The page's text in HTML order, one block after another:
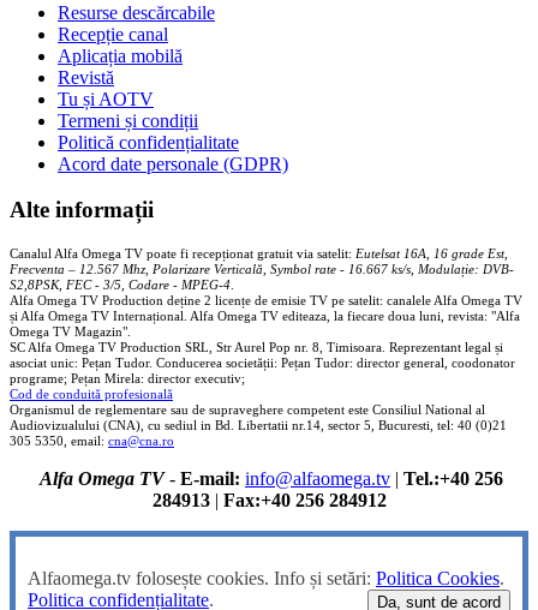
Resurse descărcabile
Recepție canal
Aplicația mobilă
Revistă
Tu și AOTV
Termeni și condiții
Politică confidențialitate
Acord date personale (GDPR)
Alte informații
Canalul Alfa Omega TV poate fi recepționat gratuit via satelit: Eutelsat 16A, 16 grade Est,
Frecventa – 12.567 Mhz, Polarizare Verticală, Symbol rate - 16.667 ks/s, Modulație: DVB-
S2,8PSK, FEC - 3/5, Codare - MPEG-4
Alfa Omega TV Production deține 2 licențe de emisie TV pe satelit: canalele Alfa Omega TV
și Alfa Omega TV Internațional. Alfa Omega TV editeaza, la fiecare doua luni, revista: "Alfa
Omega TV Magazin".
SC Alfa Omega TV Production SRL, Str Aurel Pop nr. 8, Timisoara. Reprezentant legal și
asociat unic: Pețan Tudor. Conducerea societății: Pețan Tudor: director general, coodonator
programe; Pețan Mirela: director executiv;
Cod de conduită profesională
Organismul de reglementare sau de supraveghere competent este Consiliul National al
Audiovizualului (CNA), cu sediul in Bd. Libertatii nr.14, sector 5, Bucuresti, tel: 40 (0)21
305 5350, email: cna@cna.ro
Alfa Omega TV- E-mail: info@alfaomega.tv | Tel.:+40 256
284913| Fax:+40 256 284912
Alfaomega.tv folosește cookies. Info și setări: Politica Cookies.
Politica confidențialitate. Da, sunt de acord